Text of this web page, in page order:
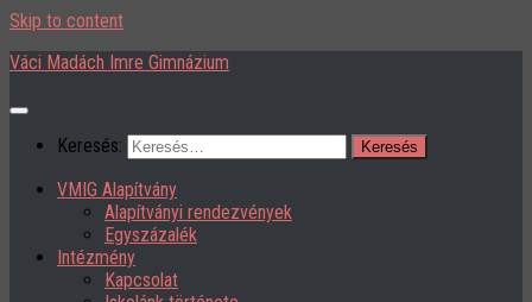
Skip to content
Váci Madách Imre Gimnázium
Keresés:
VMIG Alapítvány
Alapítványi rendezvények
Egyszázalék
Intézmény
Kapcsolat